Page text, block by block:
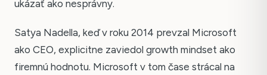
ukázať ako nesprávny.
Satya Nadella, keď v roku 2014 prevzal Microsoft
ako CEO, explicitne zaviedol growth mindset ako
firemnú hodnotu. Microsoft v tom čase strácal na